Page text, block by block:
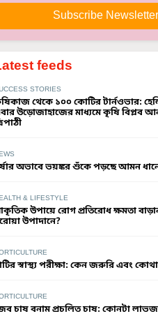
Subscribe
feeds
STORIES
থেকে ১০০ কোটির টার্নওভার:
উড়োজাহাজের মাধ্যমে কৃষি বিপ্লব
অভাবে ভয়ঙ্কর শুঁকে পড়ছে আমন
& LIFESTYLE
উপায়ে রোগ প্রতিরোধ ক্ষমতা
উপাদানে?
স্বাস্থ্য পরীক্ষা: কেন জরুরি এবং
চাষ বনাম প্রচলিত চাষ: কোনটা